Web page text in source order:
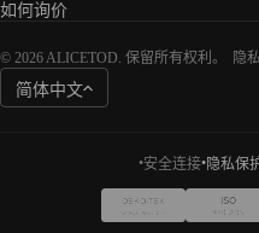
如何询价
© 2026 ALICETOD. 保留所有权利。 隐
简体中文
•安全连接•隐私保